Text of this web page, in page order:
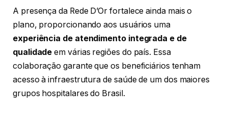
A presença da Rede D’Or fortalece ainda mais o
plano, proporcionando aos usuários uma
experiência de atendimento integrada e de
qualidade em várias regiões do país. Essa
colaboração garante que os beneficiários tenham
acesso à infraestrutura de saúde de um dos maiores
grupos hospitalares do Brasil.